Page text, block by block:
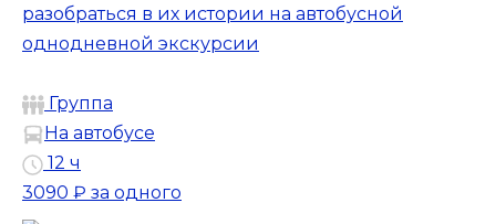
разобраться в их истории на автобусной
однодневной экскурсии
Группа
На автобусе
12 ч
3090 ₽ за одного